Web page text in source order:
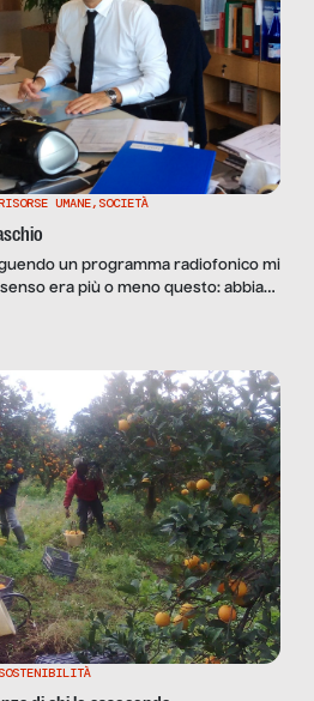
UMANE, SOCIETÀ
un programma radiofonico mi
era più o meno questo: abbiate
molti anni per farne uno. Mi
SOSTENIBILITÀ